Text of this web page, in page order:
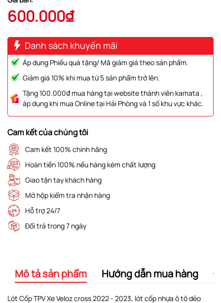
600.000₫
Danh sách khuyến mãi
Áp dụng Phiếu quà tặng/ Mã giảm giá theo sản phẩm.
Giảm giá 10% khi mua từ 5 sản phẩm trở lên.
Tặng 100.000₫ mua hàng tại website thành viên kamata ,
áp dụng khi mua Online tại Hải Phòng và 1 số khu vực khác.
Cam kết của chúng tôi
Cam kết 100% chính hãng
Hoàn tiền 100% nếu hàng kém chất lượng
Giao tận tay khách hàng
Mở hộp kiểm tra nhận hàng
Hỗ trợ 24/7
Đổi trả trong 7 ngày
Mô tả sản phẩm Hướng dẫn mua hàng
Lót Cốp TPV Xe Veloz cross 2022 - 2023, lót cốp nhựa ô tô dẻo